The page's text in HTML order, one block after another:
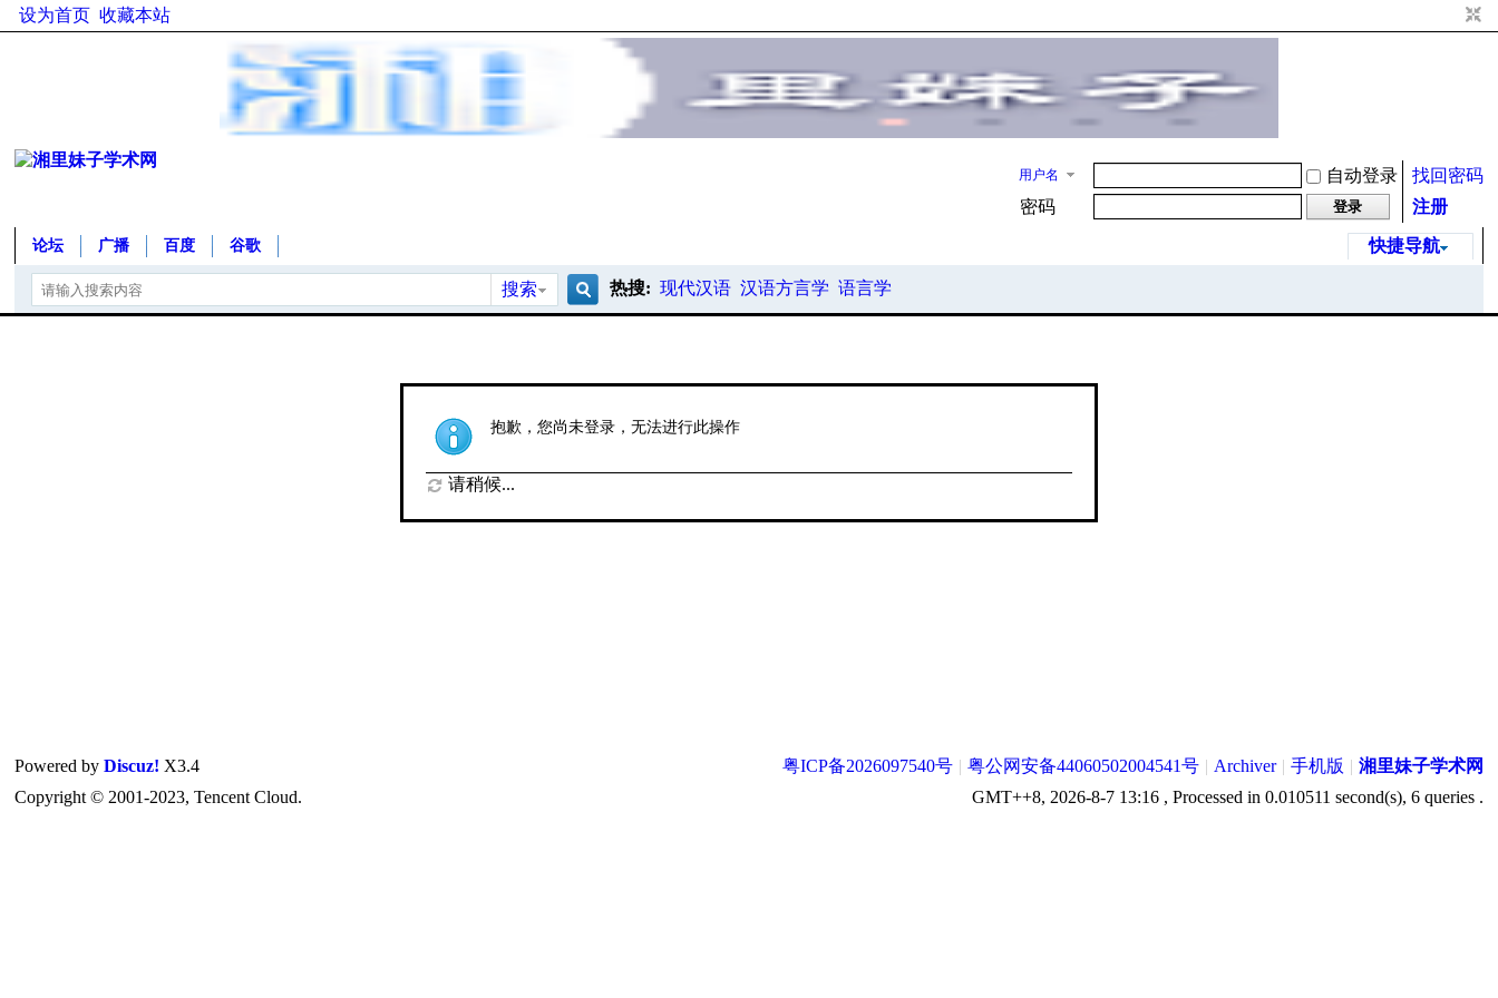
设为首页 收藏本站
用户名 自动登录
找回密码
密码
登录 注册
快捷导航
论坛 广播 百度 谷歌
搜索
索
热搜: 现代汉语 汉语方言学 语言学
抱歉，您尚未登录，无法进行此操作
请稍候...
粤ICP备2026097540号 | 粤公网安备44060502004541号 | Archiver | 手机版 | 湘里妹子学术网
GMT++8, 2026-8-7 13:16, Processed in 0.010511 second(s), 6 queries .
Powered byDiscuz! X3.4
Copyright © 2001-2023, Tencent Cloud.